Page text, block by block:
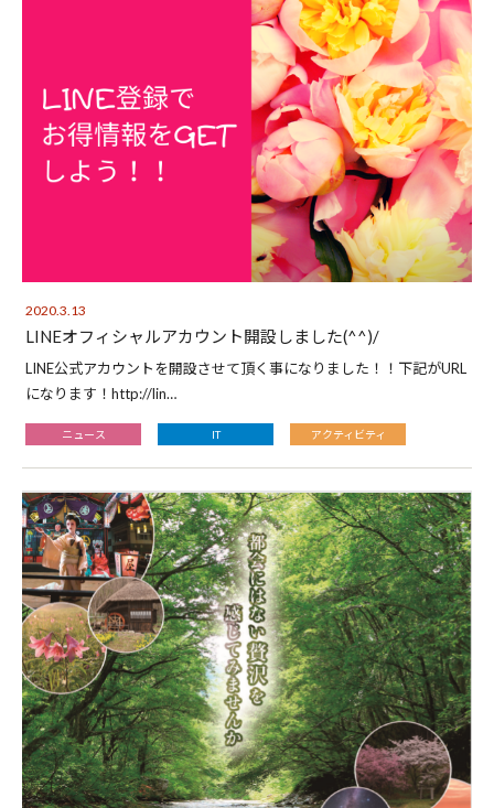
2020.3.13
LINEオフィシャルアカウント開設しました(^^)/
LINE公式アカウントを開設させて頂く事になりました！！下記がURL
になります！http://lin…
ニュース IT アクティビティ